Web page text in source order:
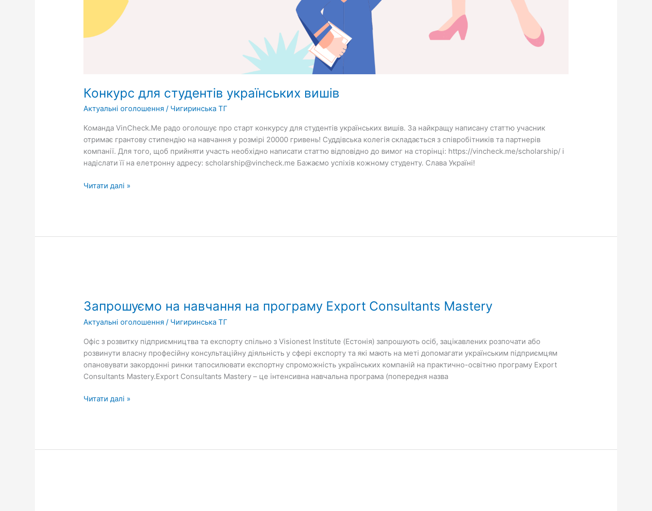
Конкурс для студентів українських вишів
Актуальні оголошення / Чигиринська ТГ
Команда VinCheck.Me радо оголошує про старт конкурсу для студентів українських вишів. За найкращу написану статтю учасник
отримає грантову стипендію на навчання у розмірі 20000 гривень! Суддівська колегія складається з співробітників та партнерів
компанії. Для того, щоб прийняти участь необхідно написати статтю відповідно до вимог на сторінці: https://vincheck.me/scholarship/ і
надіслати її на елетронну адресу: scholarship@vincheck.me Бажаємо успіхів кожному студенту. Слава Україні!
Читати далі »
Запрошуємо на навчання на програму Export Consultants Mastery
Актуальні оголошення / Чигиринська ТГ
Офіс з розвитку підприємництва та експорту спільно з Visionest Institute (Естонія) запрошують осіб, зацікавлених розпочати або
розвинути власну професійну консультаційну діяльність у сфері експорту та які мають на меті допомагати українським підприємцям
опановувати закордонні ринки тапосилювати експортну спроможність українських компаній на практично-освітню програму Export
Consultants Mastery.Export Consultants Mastery – це інтенсивна навчальна програма (попередня назва
навчання
програму
Export
Consultants
Mastery
Читати далі »